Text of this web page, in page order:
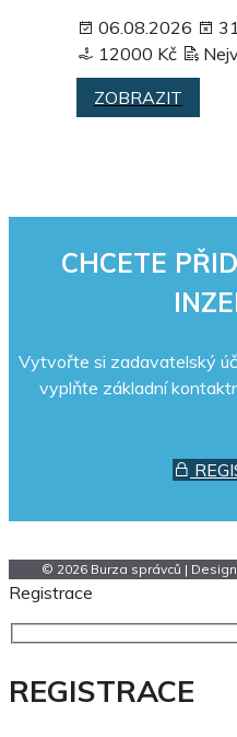
06.08.2026
12000 Kč
ZOBRAZIT
CHCETE
Vytvořte si zadavatelský
vyplňte základní
© 2026 Burza správců |
Registrace
REGISTRACE